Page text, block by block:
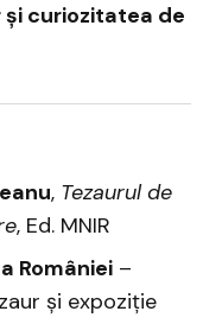
curiozitatea de
, Tezaurul de
, Ed. MNIR
României –
și expoziție